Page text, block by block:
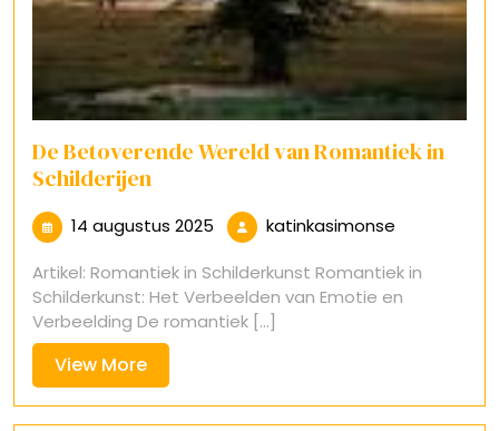
De Betoverende Wereld van Romantiek in
Schilderijen
14 augustus 2025 14
augustus
2025
katinkasimonse
Artikel: Romantiek in Schilderkunst Romantiek in
Schilderkunst: Het Verbeelden van Emotie en
Verbeelding De romantiek [...]
View MoreView
More